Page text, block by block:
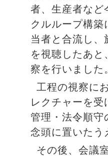
者、生産者など
クルループ構築
当者と合流し、
を視聴したあと
察を行いました
工程の視察に
レクチャーを
管理・法令順守
念頭に置いたう
その後、会議